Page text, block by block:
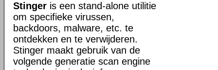
Stinger is een stand-alone utilitie
om specifieke virussen,
backdoors, malware, etc. te
ontdekken en te verwijderen.
Stinger maakt gebruik van de
volgende generatie scan engine